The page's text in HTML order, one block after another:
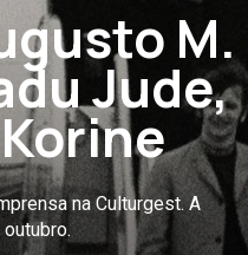
M.
Jude,
na Culturgest. A